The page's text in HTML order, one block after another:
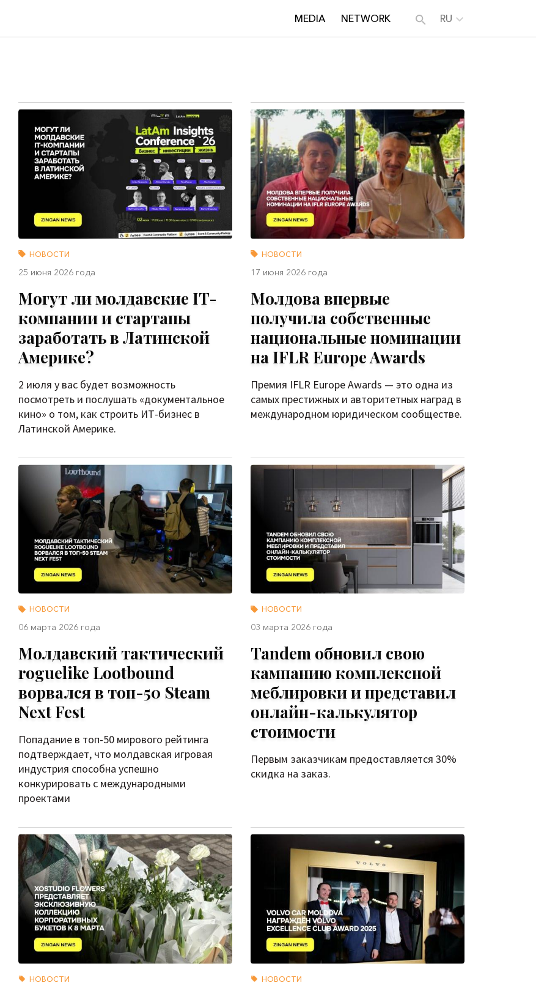
MEDIA NETWORK RU
НОВОСТИ
25 июня 2026 года
Могут ли молдавские IT-
компании и стартапы
заработать в Латинской
Америке?
2 июля у вас будет возможность
посмотреть и послушать «документальное
кино» о том, как строить ИТ-бизнес в
Латинской Америке.
НОВОСТИ
17 июня 2026 года
Молдова впервые
получила собственные
национальные номинации
на IFLR Europe Awards
Премия IFLR Europe Awards — это одна из
самых престижных и авторитетных наград в
международном юридическом сообществе.
НОВОСТИ
06 марта 2026 года
Молдавский тактический
roguelike Lootbound
ворвался в топ-50 Steam
Next Fest
Попадание в топ-50 мирового рейтинга
подтверждает, что молдавская игровая
индустрия способна успешно
конкурировать с международными
проектами
НОВОСТИ
03 марта 2026 года
Tandem обновил свою
кампанию комплексной
меблировки и представил
онлайн-калькулятор
стоимости
Первым заказчикам предоставляется 30%
скидка на заказ.
НОВОСТИ НОВОСТИ